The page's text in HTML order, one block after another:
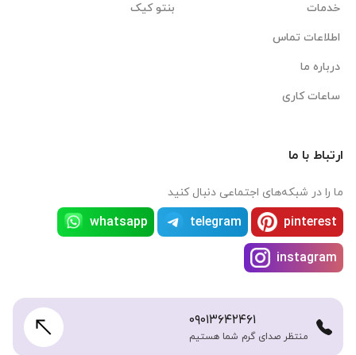
خدمات
اطلاعات تماس
درباره ما
ساعات کاری
بنتو کیک
ارتباط با ما
ما را در شبکه‌های اجتماعی دنبال کنید
pinterest
telegram
whatsapp
instagram
۰۹۰۱۳۶۴۲۴۶۱
منتظر صدای گرم شما هستیم